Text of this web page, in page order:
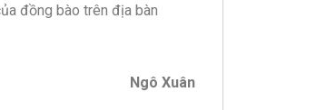
đồng bào trên địa bàn
Ngô Xuân